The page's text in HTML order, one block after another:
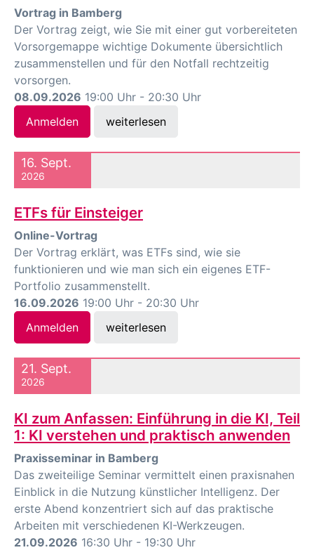
Vortrag in Bamberg
Der Vortrag zeigt, wie Sie mit einer gut vorbereiteten
Vorsorgemappe wichtige Dokumente übersichtlich
zusammenstellen und für den Notfall rechtzeitig
vorsorgen.
08.09.2026 19:00 Uhr - 20:30 Uhr
Anmelden
weiterlesen
16. Sept.
2026
ETFs für Einsteiger
Online-Vortrag
Der Vortrag erklärt, was ETFs sind, wie sie
funktionieren und wie man sich ein eigenes ETF-
Portfolio zusammenstellt.
16.09.2026 19:00 Uhr - 20:30 Uhr
Anmelden
weiterlesen
21. Sept.
2026
KI zum Anfassen: Einführung in die KI, Teil
1: KI verstehen und praktisch anwenden
Praxisseminar in Bamberg
Das zweiteilige Seminar vermittelt einen praxisnahen
Einblick in die Nutzung künstlicher Intelligenz. Der
erste Abend konzentriert sich auf das praktische
Arbeiten mit verschiedenen KI-Werkzeugen.
21.09.2026 16:30 Uhr - 19:30 Uhr